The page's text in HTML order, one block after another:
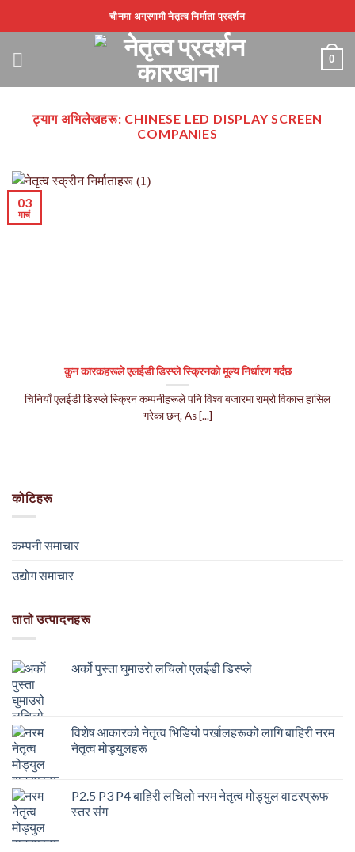
स्किप
चीनमा अग्रगामी नेतृत्व निर्माता प्रदर्शन
0
ट्याग अभिलेखहरू: CHINESE LED DISPLAY SCREEN
COMPANIES
कोटिहरू
कम्पनी समाचार
उद्योग समाचार
तातो उत्पादनहरू
अर्को पुस्ता घुमाउरो लचिलो एलईडी डिस्प्ले
विशेष आकारको नेतृत्व भिडियो पर्खालहरूको लागि बाहिरी नरम
नेतृत्व मोड्युलहरू
P2.5 P3 P4 बाहिरी लचिलो नरम नेतृत्व मोड्युल वाटरप्रूफ
स्तर संग
कुन कारकहरूले एलईडी डिस्प्ले स्क्रिनको मूल्य निर्धारण गर्दछ
चिनियाँ एलईडी डिस्प्ले स्क्रिन कम्पनीहरूले पनि विश्व बजारमा राम्रो विकास हासिल
गरेका छन्.As[...]
03
मार्च